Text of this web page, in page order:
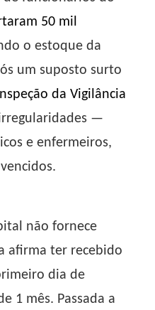
50 mil
o estoque da
um suposto surto
da Vigilância
—
e enfermeiros,
não fornece
afirma ter recebido
dia de
1 mês. Passada a